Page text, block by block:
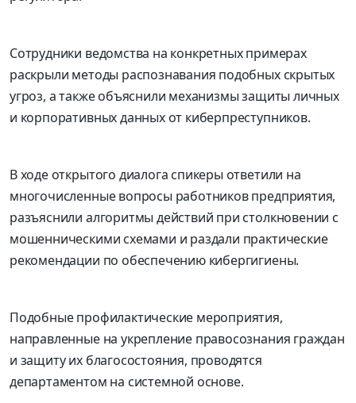
Сотрудники ведомства на конкретных примерах
раскрыли методы распознавания подобных скрытых
угроз, а также объяснили механизмы защиты личных
и корпоративных данных от киберпреступников.
В ходе открытого диалога спикеры ответили на
многочисленные вопросы работников предприятия,
разъяснили алгоритмы действий при столкновении с
мошенническими схемами и раздали практические
рекомендации по обеспечению кибергигиены.
Подобные профилактические мероприятия,
направленные на укрепление правосознания граждан
и защиту их благосостояния, проводятся
департаментом на системной основе.